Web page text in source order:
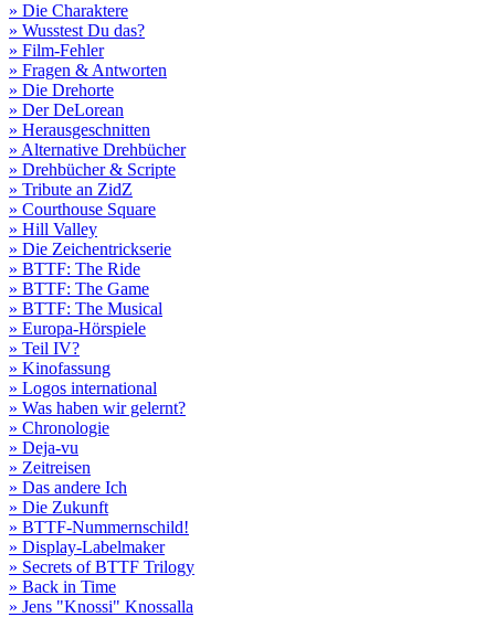
» Die Charaktere
» Wusstest Du das?
» Film-Fehler
» Fragen & Antworten
» Die Drehorte
» Der DeLorean
» Herausgeschnitten
» Alternative Drehbücher
» Drehbücher & Scripte
» Tribute an ZidZ
» Courthouse Square
» Hill Valley
» Die Zeichentrickserie
» BTTF: The Ride
» BTTF: The Game
» BTTF: The Musical
» Europa-Hörspiele
» Teil IV?
» Kinofassung
» Logos international
» Was haben wir gelernt?
» Chronologie
» Deja-vu
» Zeitreisen
» Das andere Ich
» Die Zukunft
» BTTF-Nummernschild!
» Display-Labelmaker
» Secrets of BTTF Trilogy
» Back in Time
» Jens "Knossi" Knossalla